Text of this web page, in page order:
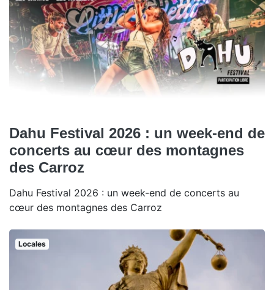
Dahu Festival 2026 : un week-end de
concerts au cœur des montagnes
des Carroz
Dahu Festival 2026 : un week-end de concerts au
cœur des montagnes des Carroz
Locales